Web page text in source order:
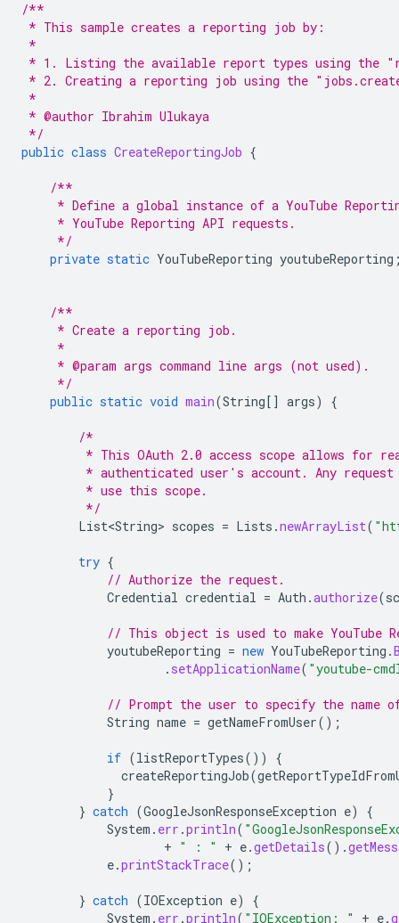
/**
* This sample creates a reporting job by:
*
* 1. Listing the available report types using the
* 2. Creating a reporting job using the
*
* @author Ibrahim Ulukaya
*/
public class CreateReportingJob {
/**
* Define a global instance of a YouTube
     * YouTube Reporting API requests.
     */
private static YouTubeReporting youtubeReporting
/**
     * Create a reporting job.
     *
     * @param args command line args (not used).
     */
public static void main(String[] args) {
/*
* This OAuth 2.0 access scope allows for
* authenticated user's account. Any
         * use this scope.
         */
List<String> scopes = Lists .newArrayList(
try {
// Authorize the request.
Credential credential = Auth .authorize(
// This object is used to make YouTube
youtubeReporting = new YouTubeReporting .
. setApplicationName( "youtube-
// Prompt the user to specify the name
String name = getNameFromUser();
if (listReportTypes())
{
createReportingJob(
}
} catch (GoogleJsonResponseException e)
{
System . err .println(
+ " : " + e.getDetails().
e.printStackTrace();
} catch (IOException e)
{
System . err .println( "IOException: " + e.